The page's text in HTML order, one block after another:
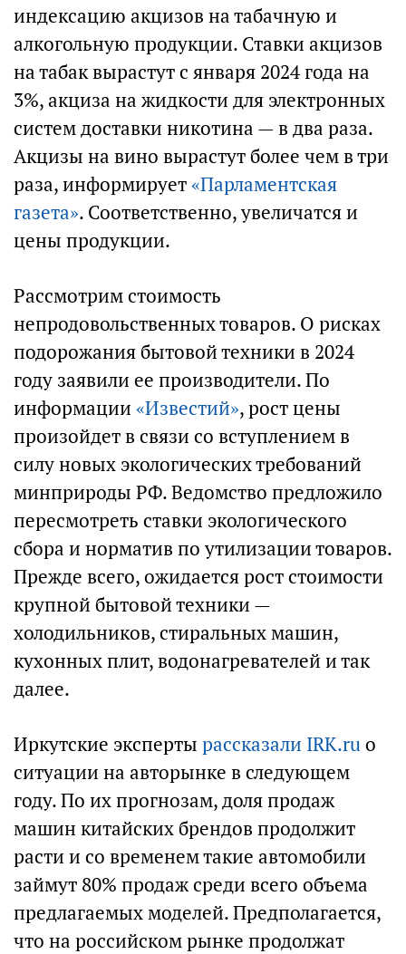
индексацию акцизов на табачную и
алкогольную продукции. Ставки акцизов
на табак вырастут с января 2024 года на
3%, акциза на жидкости для электронных
систем доставки никотина — в два раза.
Акцизы на вино вырастут более чем в три
раза, информирует«Парламентская
газета». Соответственно, увеличатся и
цены продукции.
Рассмотрим стоимость
непродовольственных товаров. О рисках
подорожания бытовой техники в 2024
году заявили ее производители. По
информации «Известий», рост цены
произойдет в связи со вступлением в
силу новых экологических требований
минприроды РФ. Ведомство предложило
пересмотреть ставки экологического
сбора и норматив по утилизации товаров.
Прежде всего, ожидается рост стоимости
крупной бытовой техники —
холодильников, стиральных машин,
кухонных плит, водонагревателей и так
далее.
Иркутские эксперты рассказали IRK.ruо
ситуации на авторынке в следующем
году. По их прогнозам, доля продаж
машин китайских брендов продолжит
расти и со временем такие автомобили
займут 80% продаж среди всего объема
предлагаемых моделей. Предполагается,
что на российском рынке продолжат